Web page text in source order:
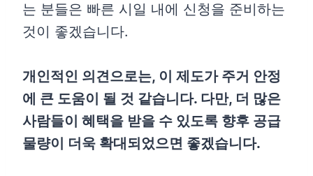
는 분들은 빠른 시일 내에 신청을 준비하는
것이 좋겠습니다.
개인적인 의견으로는, 이 제도가 주거 안정
에 큰 도움이 될 것 같습니다. 다만, 더 많은
사람들이 혜택을 받을 수 있도록 향후 공급
물량이 더욱 확대되었으면 좋겠습니다.